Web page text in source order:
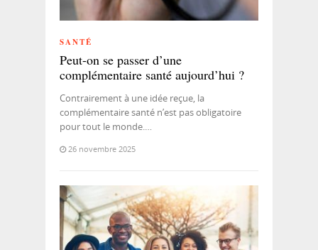
SANTÉ
Peut-on se passer d’une
complémentaire santé aujourd’hui ?
Contrairement à une idée reçue, la
complémentaire santé n’est pas obligatoire
pour tout le monde.…
26 novembre 2025